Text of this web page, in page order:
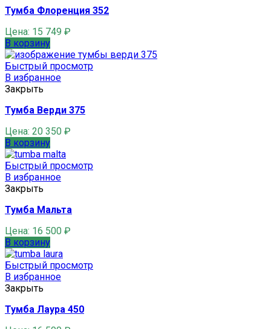
Тумба Флоренция 352
Цена: 15 749 ₽
В корзину
Быстрый просмотр
В избранное
Закрыть
Тумба Верди 375
Цена: 20 350 ₽
В корзину
Быстрый просмотр
В избранное
Закрыть
Тумба Мальта
Цена: 16 500 ₽
В корзину
Быстрый просмотр
В избранное
Закрыть
Тумба Лаура 450